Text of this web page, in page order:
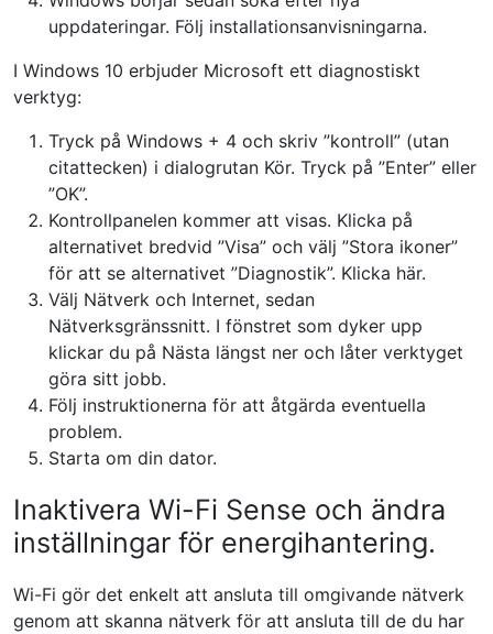
uppdateringar. Följ installationsanvisningarna.
I Windows 10 erbjuder Microsoft ett diagnostiskt
verktyg:
Tryck på Windows + 4 och skriv ”kontroll” (utan
citattecken) i dialogrutan Kör. Tryck på ”Enter” eller
”OK”.
Kontrollpanelen kommer att visas. Klicka på
alternativet bredvid ”Visa” och välj ”Stora ikoner”
för att se alternativet ”Diagnostik”. Klicka här.
Välj Nätverk och Internet, sedan
Nätverksgränssnitt. I fönstret som dyker upp
klickar du på Nästa längst ner och låter verktyget
göra sitt jobb.
Följ instruktionerna för att åtgärda eventuella
problem.
Starta om din dator.
Inaktivera Wi-Fi Sense och ändra
inställningar för energihantering.
Wi-Fi gör det enkelt att ansluta till omgivande nätverk
genom att skanna nätverk för att ansluta till de du har